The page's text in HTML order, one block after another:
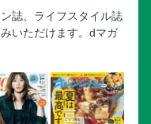
誌、ライフスタイル誌
いただけます。dマガ